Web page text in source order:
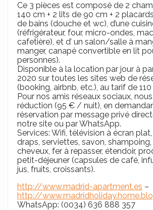
Ce 3 pièces est composé de 2
140 cm + 2 lits de 90 cm + 2
de bains (douche et wc), d’une
(réfrigérateur, four, micro-ondes,
cafetière), et d’ un salon/salle à
manger, canapé convertible en lit
personnes).
Disponible à la location par jour à
2020 sur toutes les sites web de
(booking, airbnb, etc.), au tarif de
Pour nos amis réseaux sociaux,
réduction (95 € / nuit), en
réservation par message privé
notre site ou par WhatsApp.
Services: Wifi, télévision à écran
draps, serviettes, savon,
cheveux, fer à repasser, étendoir,
petit-déjeuner (capsules de café,
jus, fruits, croissants).
http://www.madrid-apartment.es –
http://
WhatsApp: (0034) 636 888 357